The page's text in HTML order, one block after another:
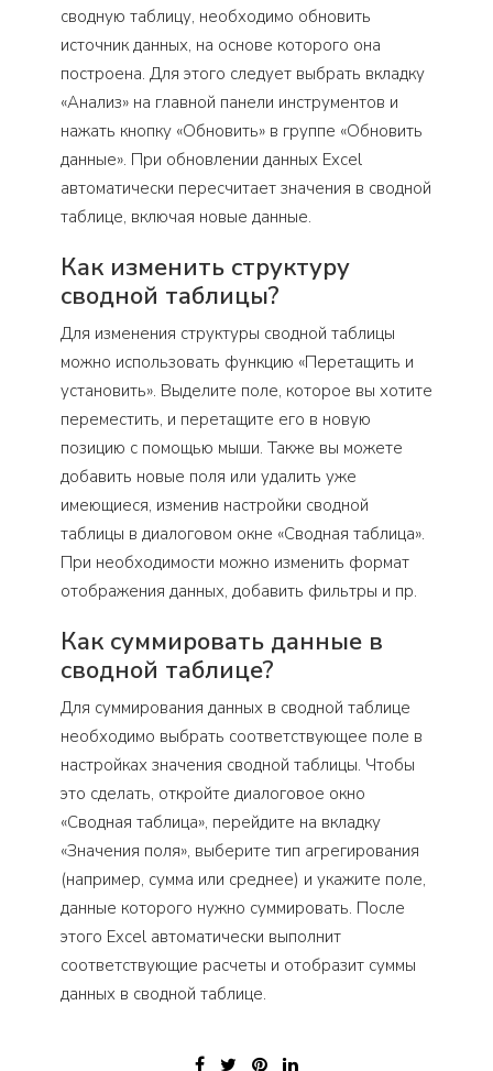
сводную таблицу, необходимо обновить
источник данных, на основе которого она
построена. Для этого следует выбрать вкладку
«Анализ» на главной панели инструментов и
нажать кнопку «Обновить» в группе «Обновить
данные». При обновлении данных Excel
автоматически пересчитает значения в сводной
таблице, включая новые данные.
Как изменить структуру
сводной таблицы?
Для изменения структуры сводной таблицы
можно использовать функцию «Перетащить и
установить». Выделите поле, которое вы хотите
переместить, и перетащите его в новую
позицию с помощью мыши. Также вы можете
добавить новые поля или удалить уже
имеющиеся, изменив настройки сводной
таблицы в диалоговом окне «Сводная таблица».
При необходимости можно изменить формат
отображения данных, добавить фильтры и пр.
Как суммировать данные в
сводной таблице?
Для суммирования данных в сводной таблице
необходимо выбрать соответствующее поле в
настройках значения сводной таблицы. Чтобы
это сделать, откройте диалоговое окно
«Сводная таблица», перейдите на вкладку
«Значения поля», выберите тип агрегирования
(например, сумма или среднее) и укажите поле,
данные которого нужно суммировать. После
этого Excel автоматически выполнит
соответствующие расчеты и отобразит суммы
данных в сводной таблице.